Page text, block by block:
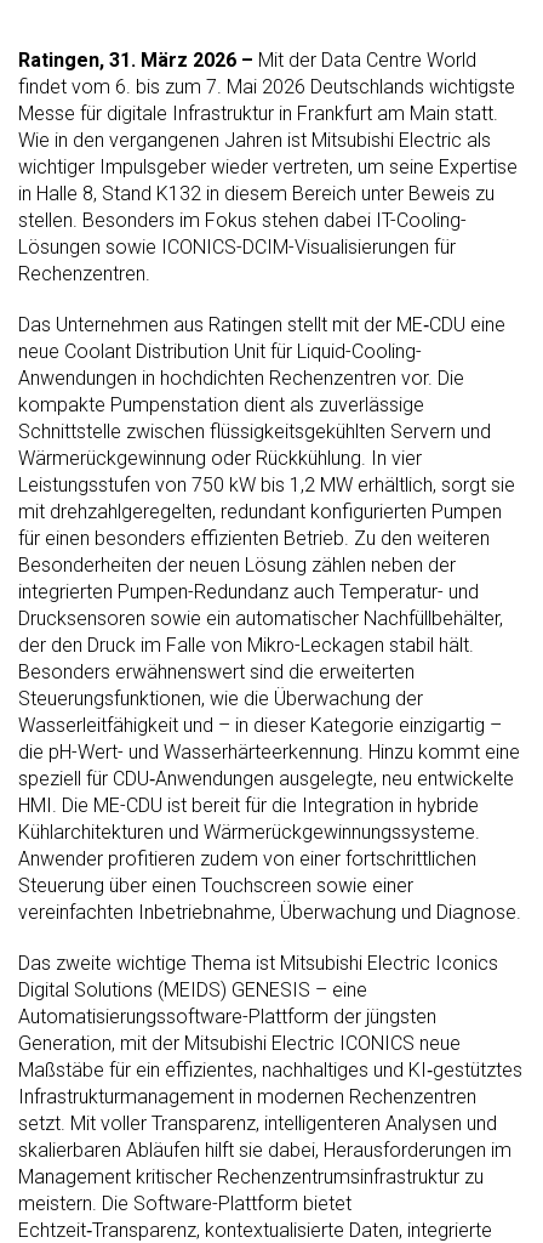
Ratingen, 31. März 2026 – Mit der Data Centre World
findet vom 6. bis zum 7. Mai 2026 Deutschlands wichtigste
Messe für digitale Infrastruktur in Frankfurt am Main statt.
Wie in den vergangenen Jahren ist Mitsubishi Electric als
wichtiger Impulsgeber wieder vertreten, um seine Expertise
in Halle 8, Stand K132 in diesem Bereich unter Beweis zu
stellen. Besonders im Fokus stehen dabei IT-Cooling-
Lösungen sowie ICONICS-DCIM-Visualisierungen für
Rechenzentren.
Das Unternehmen aus Ratingen stellt mit der ME‑CDU eine
neue Coolant Distribution Unit für Liquid-Cooling-
Anwendungen in hochdichten Rechenzentren vor. Die
kompakte Pumpenstation dient als zuverlässige
Schnittstelle zwischen flüssigkeitsgekühlten Servern und
Wärmerückgewinnung oder Rückkühlung. In vier
Leistungsstufen von 750 kW bis 1,2 MW erhältlich, sorgt sie
mit drehzahlgeregelten, redundant konfigurierten Pumpen
für einen besonders effizienten Betrieb. Zu den weiteren
Besonderheiten der neuen Lösung zählen neben der
integrierten Pumpen-Redundanz auch Temperatur- und
Drucksensoren sowie ein automatischer Nachfüllbehälter,
der den Druck im Falle von Mikro-Leckagen stabil hält.
Besonders erwähnenswert sind die erweiterten
Steuerungsfunktionen, wie die Überwachung der
Wasserleitfähigkeit und – in dieser Kategorie einzigartig –
die pH-Wert- und Wasserhärteerkennung. Hinzu kommt eine
speziell für CDU‑Anwendungen ausgelegte, neu entwickelte
HMI. Die ME-CDU ist bereit für die Integration in hybride
Kühlarchitekturen und Wärmerückgewinnungssysteme.
Anwender profitieren zudem von einer fortschrittlichen
Steuerung über einen Touchscreen sowie einer
vereinfachten Inbetriebnahme, Überwachung und Diagnose.
Das zweite wichtige Thema ist Mitsubishi Electric Iconics
Digital Solutions (MEIDS) GENESIS – eine
Automatisierungssoftware-Plattform der jüngsten
Generation, mit der Mitsubishi Electric ICONICS neue
Maßstäbe für ein effizientes, nachhaltiges und KI‑gestütztes
Infrastrukturmanagement in modernen Rechenzentren
setzt. Mit voller Transparenz, intelligenteren Analysen und
skalierbaren Abläufen hilft sie dabei, Herausforderungen im
Management kritischer Rechenzentrumsinfrastruktur zu
meistern. Die Software-Plattform bietet
Echtzeit‑Transparenz, kontextualisierte Daten, integrierte